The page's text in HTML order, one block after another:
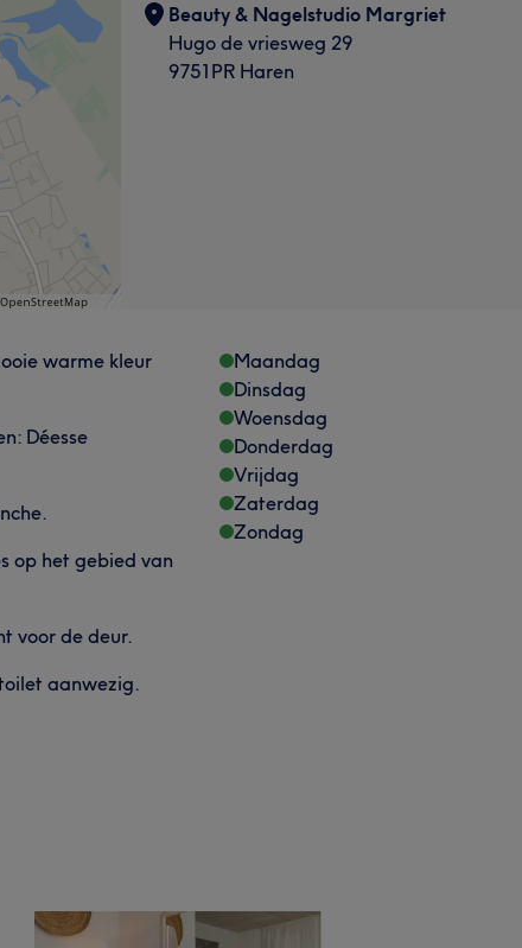
Beauty & Nagelstudio Margriet
Hugo de vriesweg 29
9751PR Haren
warme kleur
Déesse
op het gebied van
voor de deur.
aanwezig.
Maandag
Dinsdag
Woensdag
Donderdag
Vrijdag
Zaterdag
Zondag